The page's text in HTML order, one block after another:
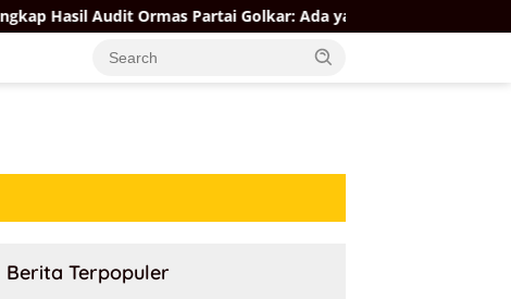
Ormas Partai Golkar: Ada yang Kuat, Ada yang “Parah”
Berita Terpopuler